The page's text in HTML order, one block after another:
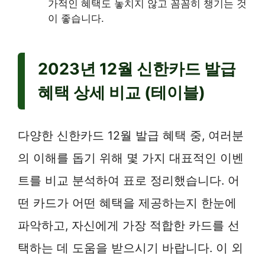
가적인 혜택도 놓치지 않고 꼼꼼히 챙기는 것
이 좋습니다.
2023년 12월 신한카드 발급
혜택 상세 비교 (테이블)
다양한 신한카드 12월 발급 혜택 중, 여러분
의 이해를 돕기 위해 몇 가지 대표적인 이벤
트를 비교 분석하여 표로 정리했습니다. 어
떤 카드가 어떤 혜택을 제공하는지 한눈에
파악하고, 자신에게 가장 적합한 카드를 선
택하는 데 도움을 받으시기 바랍니다. 이 외